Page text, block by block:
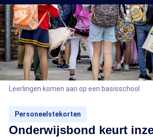
Leerlingen komen aan op een basisschool
Personeelstekorten
Onderwijsbond keurt